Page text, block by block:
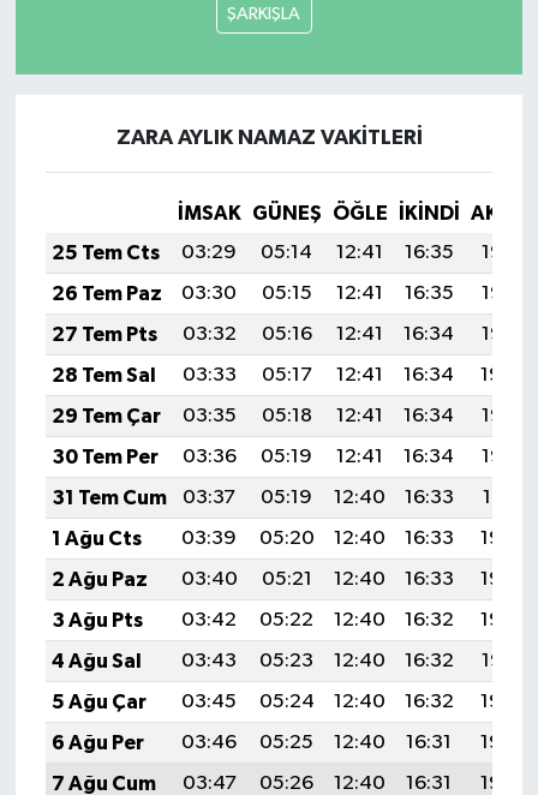
ŞARKIŞLA
ZARA AYLIK NAMAZ VAKITLERI
İMSAK GÜNEŞ ÖĞLE İKINDI
25 Tem Cts
03:29 05:14 12:41 16:35
19:57
26 Tem Paz
03:30 05:15 12:41 16:35
19:56
27 Tem Pts
03:32 05:16 12:41 16:34
19:55
28 Tem Sal
03:33 05:17 12:41 16:34
19:54
29 Tem Çar
03:35 05:18 12:41 16:34
19:53
30 Tem Per
03:36 05:19 12:41 16:34
19:52
31 Tem Cum
03:37 05:19 12:40 16:33
19:51
1 Ağu Cts
03:39 05:20 12:40 16:33
19:50
2 Ağu Paz
03:40 05:21 12:40 16:33
19:49
3 Ağu Pts
03:42 05:22 12:40 16:32
19:48
4 Ağu Sal
03:43 05:23 12:40 16:32
19:47
5 Ağu Çar
03:45 05:24 12:40 16:32
19:46
6 Ağu Per
03:46 05:25 12:40 16:31
19:45
7 Ağu Cum
03:47 05:26 12:40 16:31
19:44